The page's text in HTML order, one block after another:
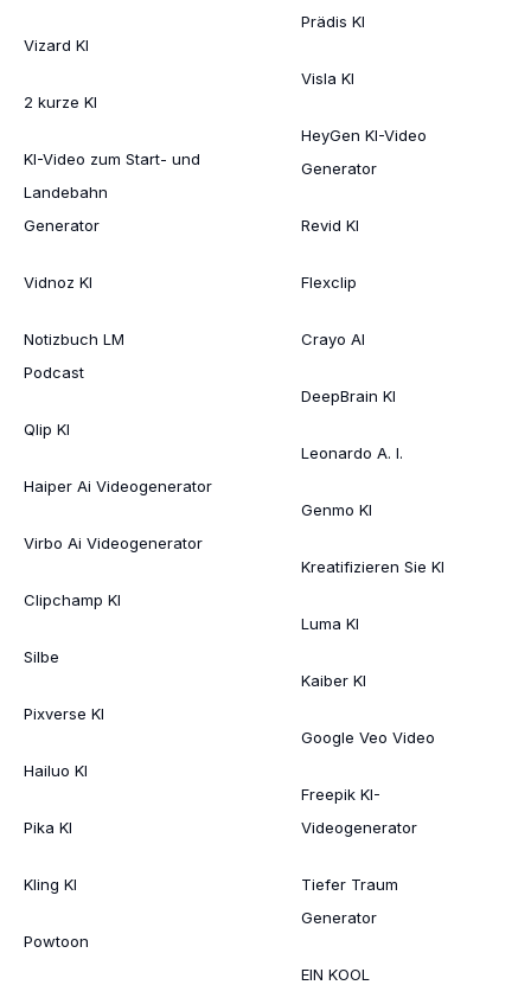
Vizard KI
2 kurze KI
KI-Video zum Start- und
Landebahn
Generator
Vidnoz KI
Notizbuch LM
Podcast
Qlip KI
Haiper Ai Videogenerator
Virbo Ai Videogenerator
Clipchamp KI
Silbe
Pixverse KI
Hailuo KI
Pika KI
Kling KI
Powtoon
Prädis KI
Visla KI
HeyGen KI-Video
Generator
Revid KI
Flexclip
Crayo AI
DeepBrain KI
Leonardo A. I.
Genmo KI
Kreatifizieren Sie KI
Luma KI
Kaiber KI
Google Veo Video
Freepik KI-
Videogenerator
Tiefer Traum
Generator
EIN KOOL